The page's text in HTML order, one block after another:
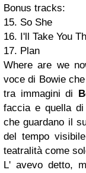
Bonus tracks:
15. So She
16. I'll Take You
17. Plan
Where are we
voce di Bowie
tra immagini di
faccia e quella di
che guardano il
del tempo
teatralità come
L' avevo detto,